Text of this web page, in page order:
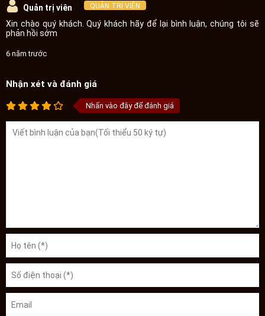
Quản trị viên QUẢN TRỊ VIÊN
Xin chào quý khách. Quý khách hãy để lại bình luận, chúng tôi sẽ
phản hồi sớm
6 năm trước
Nhận xét và đánh giá
Nhấn vào đây để đánh giá